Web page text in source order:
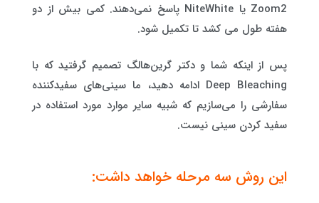
Zoom2 یا NiteWhite پاسخ نمی‌دهند. کمی بیش از دو
هفته طول می کشد تا تکمیل شود.
پس از اینکه شما و دکتر گرین‌هالگ تصمیم گرفتید که با
Deep Bleaching ادامه دهید، ما سینی‌های سفیدکننده
سفارشی را می‌سازیم که شبیه سایر موارد مورد استفاده در
سفید کردن سینی نیست.
این روش سه مرحله خواهد داشت: